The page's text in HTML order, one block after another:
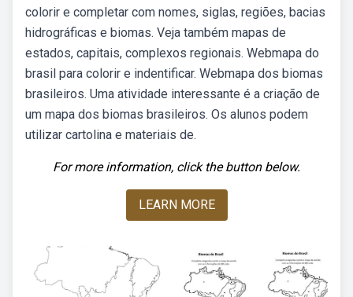
colorir e completar com nomes, siglas, regiões, bacias
hidrográficas e biomas. Veja também mapas de
estados, capitais, complexos regionais. Webmapa do
brasil para colorir e indentificar. Webmapa dos biomas
brasileiros. Uma atividade interessante é a criação de
um mapa dos biomas brasileiros. Os alunos podem
utilizar cartolina e materiais de.
For more information, click the button below.
LEARN MORE